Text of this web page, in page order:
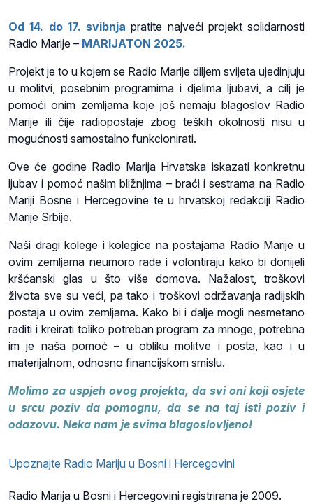
Od 14. do 17. svibnja pratite najveći projekt solidarnosti
Radio Marije – MARIJATON 2025.
Projekt je to u kojem se Radio Marije diljem svijeta ujedinjuju
u molitvi, posebnim programima i djelima ljubavi, a cilj je
pomoći onim zemljama koje još nemaju blagoslov Radio
Marije ili čije radiopostaje zbog teških okolnosti nisu u
mogućnosti samostalno funkcionirati.
Ove će godine Radio Marija Hrvatska iskazati konkretnu
ljubav i pomoć našim bližnjima – braći i sestrama na Radio
Mariji Bosne i Hercegovine te u hrvatskoj redakciji Radio
Marije Srbije.
Naši dragi kolege i kolegice na postajama Radio Marije u
ovim zemljama neumoro rade i volontiraju kako bi donijeli
kršćanski glas u što više domova. Nažalost, troškovi
života sve su veći, pa tako i troškovi održavanja radijskih
postaja u ovim zemljama. Kako bi i dalje mogli nesmetano
raditi i kreirati toliko potreban program za mnoge, potrebna
im je naša pomoć – u obliku molitve i posta, kao i u
materijalnom, odnosno financijskom smislu.
Molimo za uspjeh ovog projekta, da svi oni koji osjete
u srcu poziv da pomognu, da se na taj isti poziv i
odazovu. Neka nam je svima blagoslovljeno!
Upoznajte Radio Mariju u Bosni i Hercegovini
Radio Marija u Bosni i Hercegovini registrirana je 2009.